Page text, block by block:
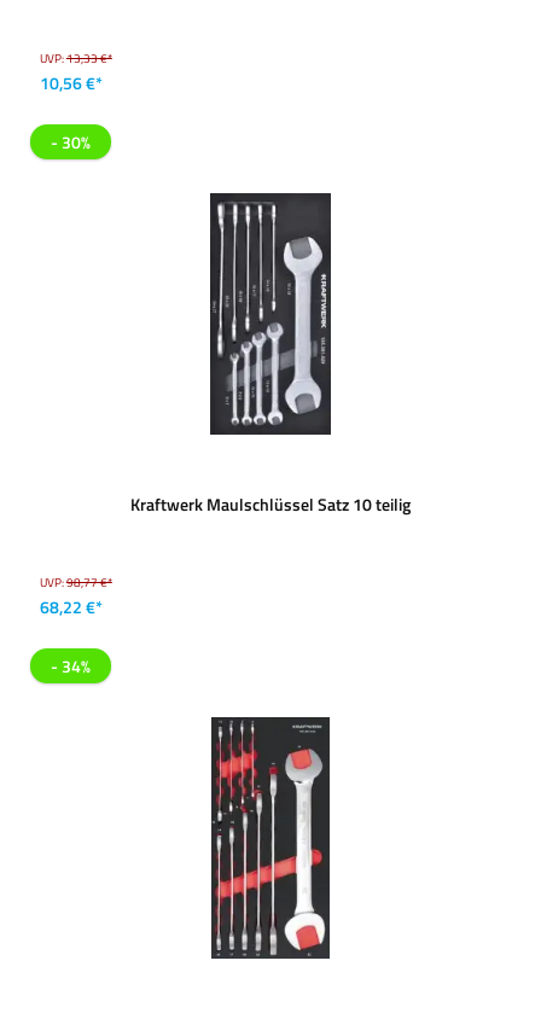
UVP:13,33 €*
10,56 €*
- 30%
Kraftwerk Maulschlüssel Satz 10 teilig
UVP:98,77 €*
68,22 €*
- 34%